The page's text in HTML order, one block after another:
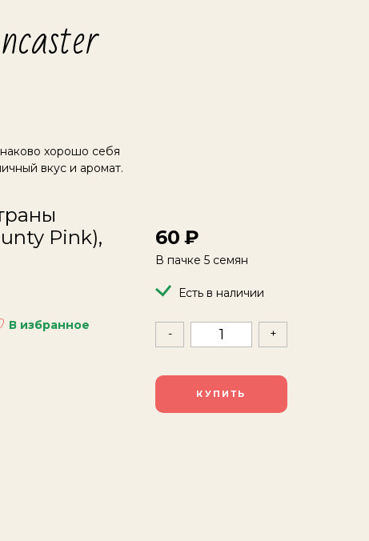
хорошо себя
вкус и аромат.
Pink),
В избранное
60
В пачке 5 семян
Есть в наличии
- +